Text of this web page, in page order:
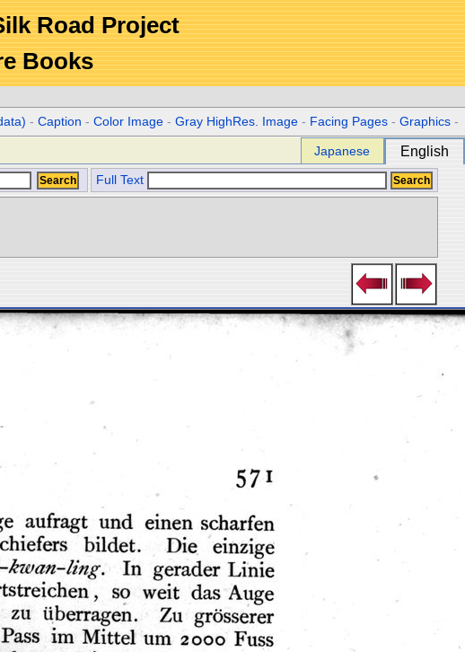
Road Project
Books
-Caption -Color Image -Gray HighRes. Image - Facing Pages -Graphics -
Japanese English
Full Text